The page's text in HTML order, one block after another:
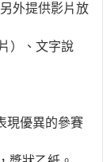
外提供影片放
）、文字說
現優異的參賽